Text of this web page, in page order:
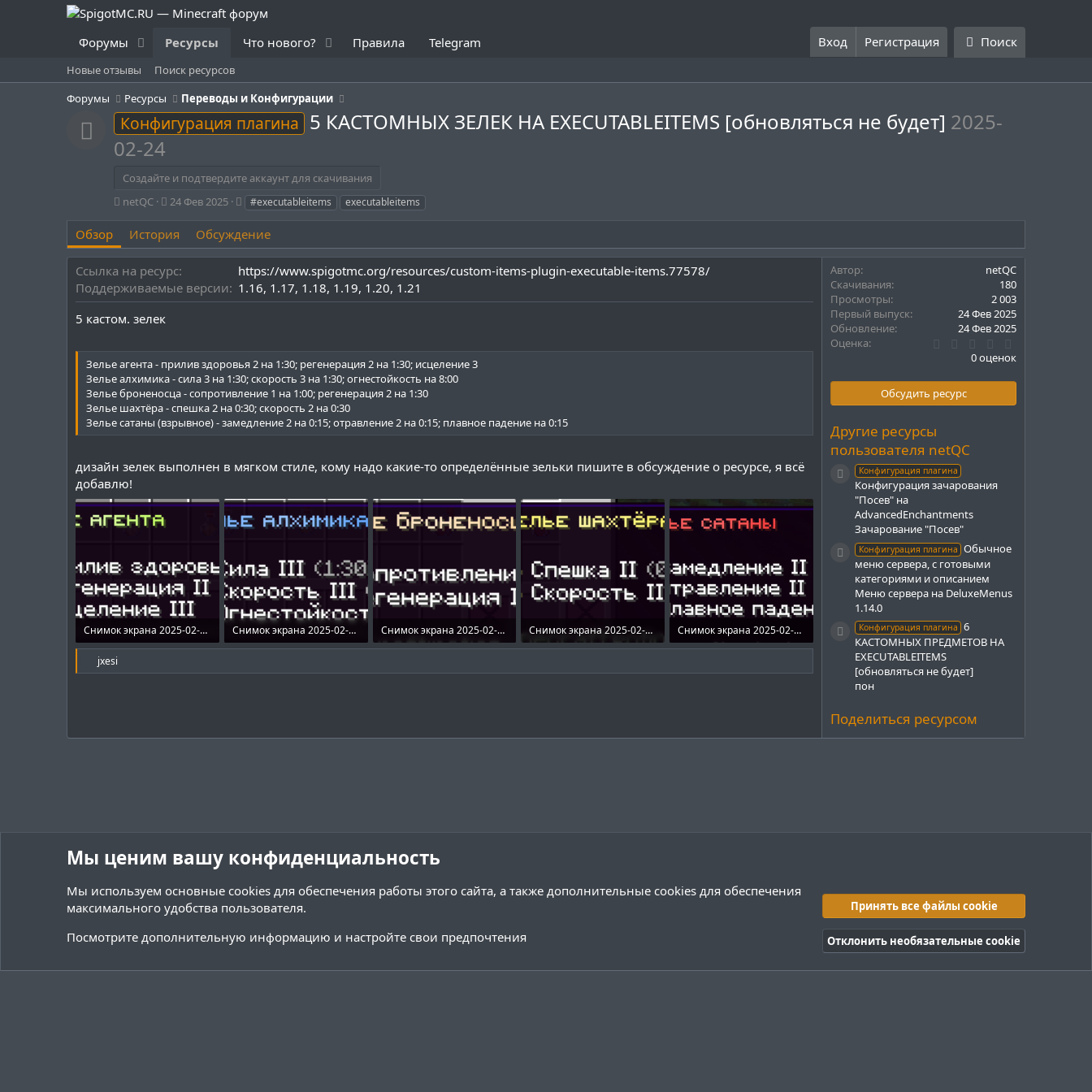
Форумы Ресурсы Что нового? Правила Telegram Вход Регистрация Поиск
Новые отзывы
Поиск ресурсов
Форумы
Ресурсы Переводы и Конфигурации
Иконка ресурса
Конфигурация плагина 5 КАСТОМНЫХ ЗЕЛЕК НА EXECUTABLEITEMS [обновляться не будет] 2025-
02-24
Создайте и подтвердите аккаунт для скачивания
А
о
р
netQC
Д
т
а
с
о
з
д
я
24 Фев 2025
Т
г
и
#executableitems executableitems
Обзор История Обсуждение
Ссылка на ресурс
https://www.spigotmc.org/resources/custom-items-plugin-executable-items.77578/
Поддерживаемые версии
1.16 1.17 1.18 1.19 1.20 1.21
5 кастом. зелек
Зелье агента - прилив здоровья 2 на 1:30; регенерация 2 на 1:30; исцеление 3
Зелье алхимика - сила 3 на 1:30; скорость 3 на 1:30; огнестойкость на 8:00
Зелье броненосца - сопротивление 1 на 1:00; регенерация 2 на 1:30
Зелье шахтёра - спешка 2 на 0:30; скорость 2 на 0:30
Зелье сатаны (взрывное) - замедление 2 на 0:15; отравление 2 на 0:15; плавное падение на 0:15
дизайн зелек выполнен в мягком стиле, кому надо какие-то определённые зельки пишите в обсуждение о ресурсе, я всё
добавлю!
Снимок экрана 2025-02-24 133314.png
5.7 KB · Просмотры: 496
Снимок экрана 2025-02-24 133341.png
Снимок экрана 2025-02-24 133350.png
Снимок экрана 2025-02-24 133359.png
Снимок экрана 2025-02-24 133407.png
Р
е
и
jxesi
Автор
netQC
Скачивания
180
Просмотры
2 003
Первый выпуск
24 Фев 2025
Обновление
24 Фев 2025
Оценка
0
0
в
0 оценок
Обсудить ресурс
Другие ресурсы
пользователя netQC
Иконка ресурса
Конфигурация плагина
Конфигурация зачарования
"Посев" на
AdvancedEnchantments
Зачарование "Посев"
Иконка ресурса
Конфигурация плагина Обычное
меню сервера, с готовыми
категориями и описанием
Меню сервера на DeluxeMenus
1.14.0
Иконка ресурса
Конфигурация плагина 6
КАСТОМНЫХ ПРЕДМЕТОВ НА
EXECUTABLEITEMS
[обновляться не будет]
пон
Поделиться ресурсом
Ресурсы
Политика конфиденциальности Помощь
R
Мы ценим вашу конфиденциальность
Мы используем основные cookies для обеспечения работы этого сайта, а также дополнительные cookies для обеспечения
максимального удобства пользователя.
Посмотрите дополнительную информацию и настройте свои предпочтения
Принять все файлы cookie
Отклонить необязательные cookie